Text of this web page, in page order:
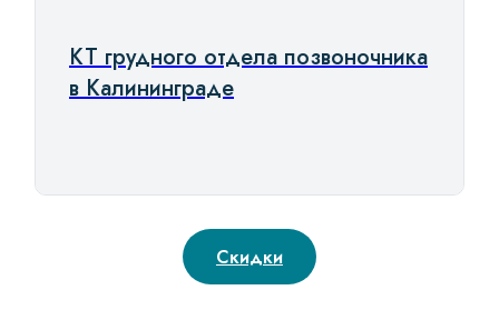
КТ грудного отдела позвоночника
в Калининграде
Скидки